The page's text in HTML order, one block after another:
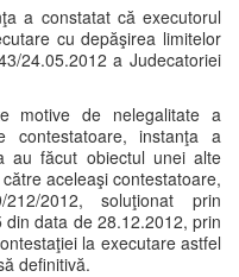
a constatat că executorul
cu depăşirea limitelor
24.05.2012 a Judecatoriei
motive de nelegalitate a
contestatoare, instanţa a
au făcut obiectul unei alte
aceleaşi contestatoare,
2012, soluţionat prin
data de 28.12.2012, prin
la executare astfel
definitivă.